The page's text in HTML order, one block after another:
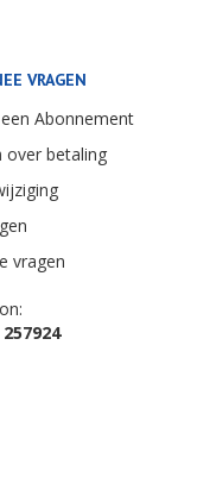
VRAGEN
Abonnement
over betaling
vragen